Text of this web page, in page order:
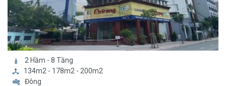
2 Hầm - 8 Tầng
134m2 - 178m2 - 200m2
Đông